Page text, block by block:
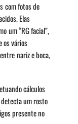
com fotos de
Elas
um “RG facial”,
os vários
nariz e boca,
cálculos
detecta um rosto
presente no